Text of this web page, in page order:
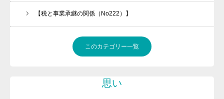
【税と事業承継の関係（No222）】
このカテゴリー一覧
思い